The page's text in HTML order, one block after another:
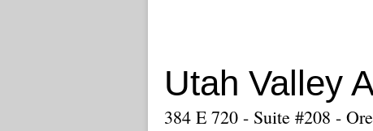
Utah Valley
384 E 720 - Suite #208 -